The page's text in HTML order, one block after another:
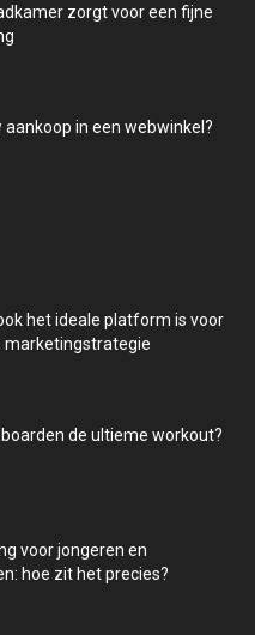
zorgt voor een fijne
aankoop in een webwinkel?
het ideale platform is voor
marketingstrategie
de ultieme workout?
voor jongeren en
hoe zit het precies?